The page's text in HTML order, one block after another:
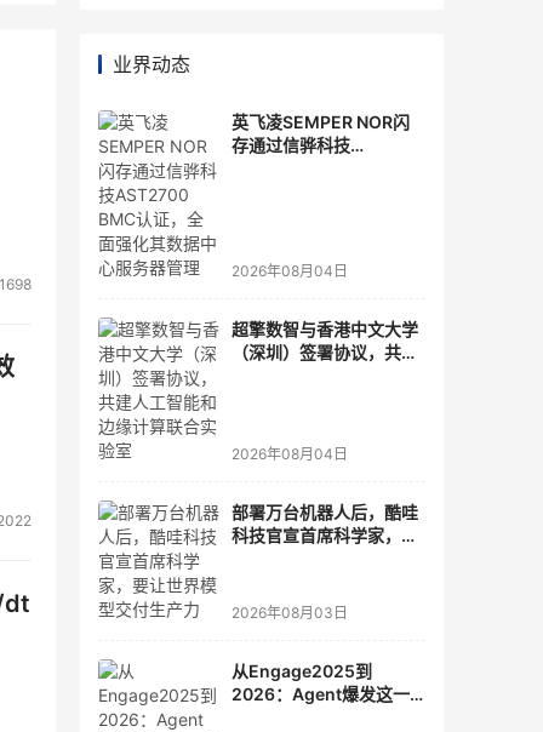
1698
dt
业界动态
英飞凌SEMPER NOR闪
存通过信骅科技
2026年08月04日
超擎数智与香港中文大学
（深圳）签署协议，共建
2026年08月04日
部署万台机器人后，酷哇
科技官宣首席科学家，要
2026年08月03日
从Engage2025到
2026：Agent爆发这一